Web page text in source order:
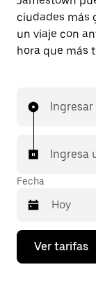
ciudades más
un viaje con
hora que más
Ingresa
Fecha
Presiona
flecha
Ver tarifas